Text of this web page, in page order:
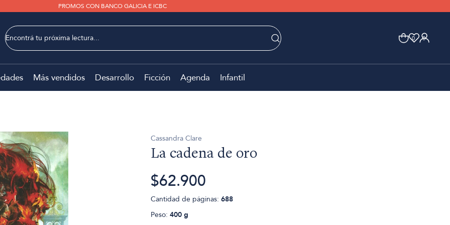
PROMOS CON BANCO GALICIA E ICBC
0 0
Más vendidos Desarrollo Ficción Agenda Infantil
Cassandra Clare
La cadena de oro
$62.900
Cantidad de páginas: 688
Peso: 400 g